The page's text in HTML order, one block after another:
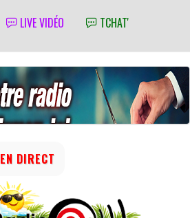
LIVE VIDÉO TCHAT'
EN DIRECT